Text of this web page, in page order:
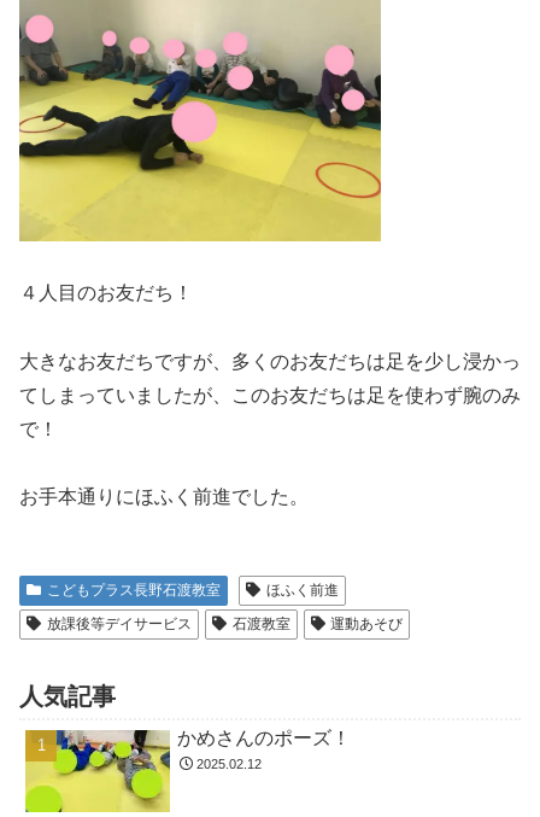
４人目のお友だち！
大きなお友だちですが、多くのお友だちは足を少し浸かっ
てしまっていましたが、このお友だちは足を使わず腕のみ
で！
お手本通りにほふく前進でした。
こどもプラス長野石渡教室
ほふく前進
放課後等デイサービス
石渡教室 運動あそび
人気記事
かめさんのポーズ！
2025.02.12